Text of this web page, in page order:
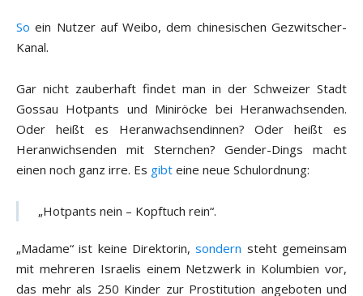
So ein Nutzer auf Weibo, dem chinesischen Gezwitscher-
Kanal.
Gar nicht zauberhaft findet man in der Schweizer Stadt
Gossau Hotpants und Miniröcke bei Heranwachsenden.
Oder heißt es Heranwachsendinnen? Oder heißt es
Heranwichsenden mit Sternchen? Gender-Dings macht
einen noch ganz irre. Es gibt eine neue Schulordnung:
„Hotpants nein – Kopftuch rein“.
„Madame“ ist keine Direktorin,sondern steht gemeinsam
mit mehreren Israelis einem Netzwerk in Kolumbien vor,
das mehr als 250 Kinder zur Prostitution angeboten und